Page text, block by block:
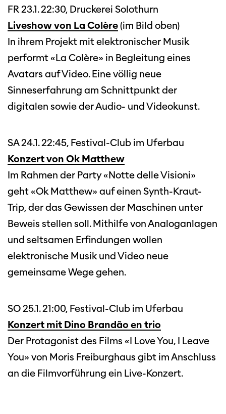
FR 23.1. 22:30, Druckerei Solothurn
Liveshow von La Colère(im Bild oben)
In ihrem Projekt mit elektronischer Musik
performt «La Colère» in Begleitung eines
Avatars auf Video. Eine völlig neue
Sinneserfahrung am Schnittpunkt der
digitalen sowie der Audio- und Videokunst.
SA 24.1. 22:45, Festival-Club im Uferbau
Konzert von Ok Matthew
Im Rahmen der Party «Notte delle Visioni»
geht «Ok Matthew» auf einen Synth-Kraut-
Trip, der das Gewissen der Maschinen unter
Beweis stellen soll. Mithilfe von Analoganlagen
und seltsamen Erfindungen wollen
elektronische Musik und Video neue
gemeinsame Wege gehen.
SO 25.1. 21:00, Festival-Club im Uferbau
Konzert mit Dino Brandão en trio
Der Protagonist des Films «I Love You, I Leave
You» von Moris Freiburghaus gibt im Anschluss
an die Filmvorführung ein Live-Konzert.